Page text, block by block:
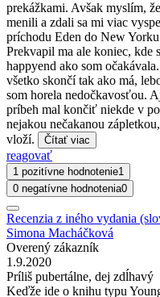
prekážkami. Avšak myslím,
menili a zdali sa mi viac
príchodu Eden do New
Prekvapil ma ale koniec, kde
happyend ako som
všetko skončí tak ako má,
som horela nedočkavosťou.
príbeh mal končiť niekde v
nejakou nečakanou
vloží.
Čítať viac
reagovať
1 pozitívne hodnotenie1
0 negatívne hodnotenia0
Recenzia z iného vydania
Simona Macháčková
Overený zákazník
1.9.2020
Príliš pubertálne, dej zdĺhavý
Keďže ide o knihu typu